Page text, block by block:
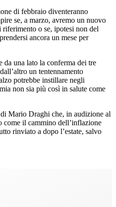
di febbraio diventeranno
se, a marzo, avremo un nuovo
riferimento o se, ipotesi non del
ancora un mese per
da una lato la conferma dei tre
un tentennamento
potrebbe instillare negli
non sia più così in salute come
Mario Draghi che, in audizione al
come il cammino dell’inflazione
rinviato a dopo l’estate, salvo